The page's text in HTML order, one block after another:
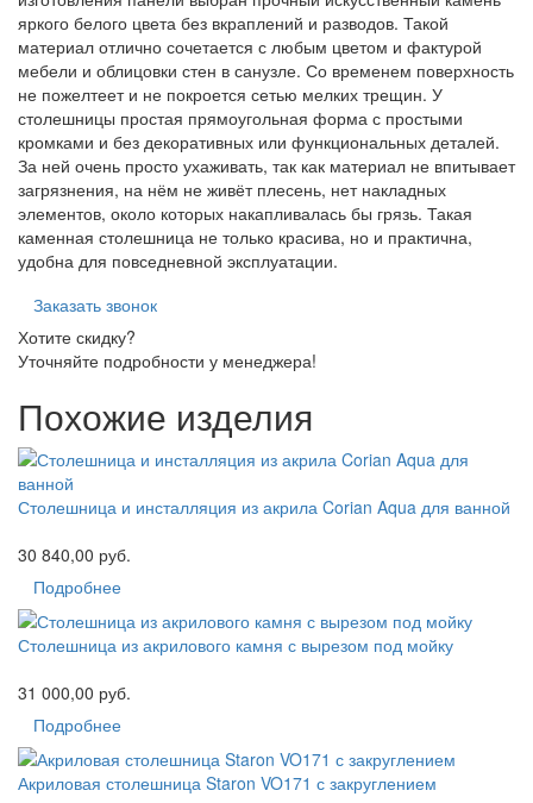
яркого белого цвета без вкраплений и разводов. Такой
материал отлично сочетается с любым цветом и фактурой
мебели и облицовки стен в санузле. Со временем поверхность
не пожелтеет и не покроется сетью мелких трещин. У
столешницы простая прямоугольная форма с простыми
кромками и без декоративных или функциональных деталей.
За ней очень просто ухаживать, так как материал не впитывает
загрязнения, на нём не живёт плесень, нет накладных
элементов, около которых накапливалась бы грязь. Такая
каменная столешница не только красива, но и практична,
удобна для повседневной эксплуатации.
Заказать звонок
Хотите скидку?
Уточняйте подробности у менеджера!
Похожие изделия
Столешница и инсталляция из акрила Corian Aqua для ванной
30 840,00 руб.
Подробнее
Столешница из акрилового камня с вырезом под мойку
31 000,00 руб.
Подробнее
Акриловая столешница Staron VO171 с закруглением